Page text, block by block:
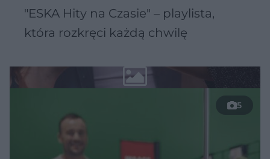
"ESKA Hity na Czasie" – playlista,
która rozkręci każdą chwilę
5